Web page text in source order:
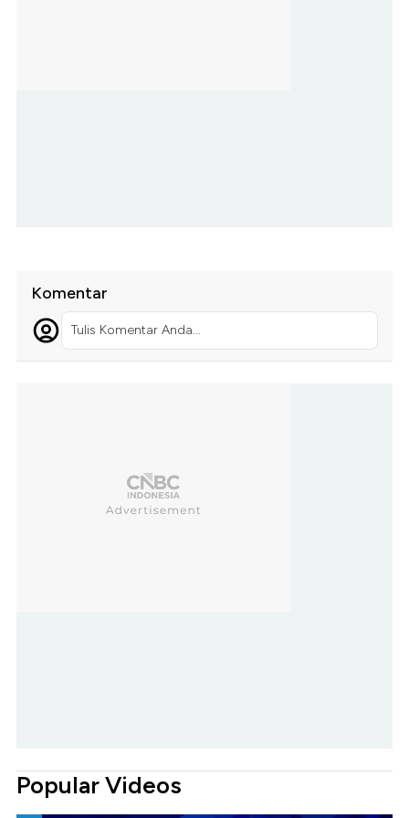
Komentar
Tulis Komentar Anda...
Popular Videos